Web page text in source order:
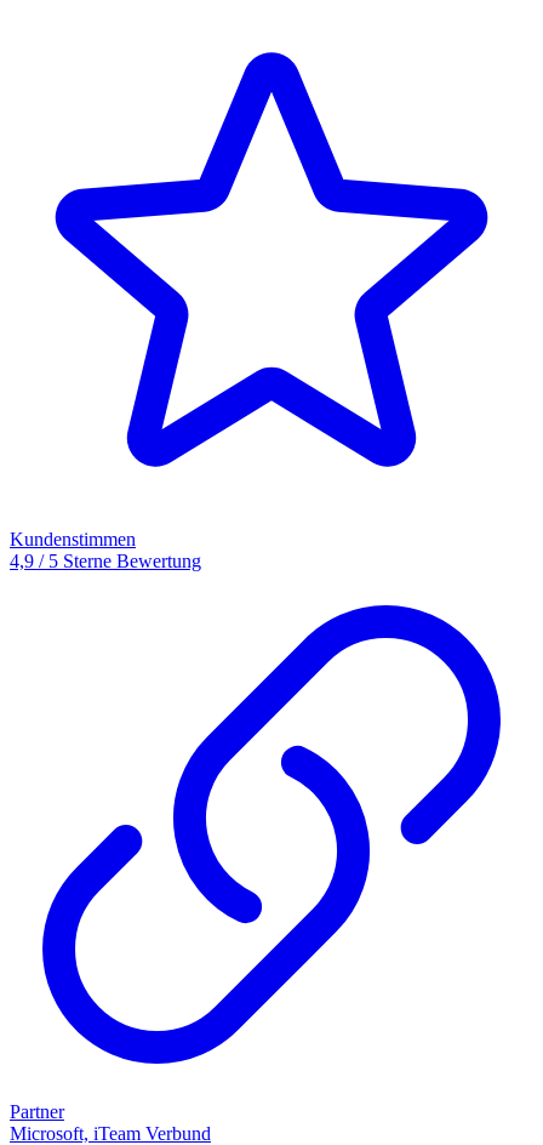
Kundenstimmen
4,9 / 5 Sterne Bewertung
Partner
Microsoft, iTeam Verbund